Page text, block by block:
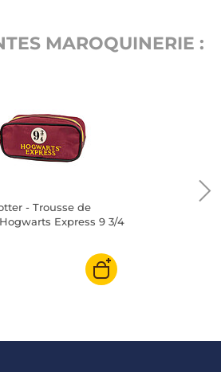
MAROQUINERIE :
- Trousse de
Express 9 3/4